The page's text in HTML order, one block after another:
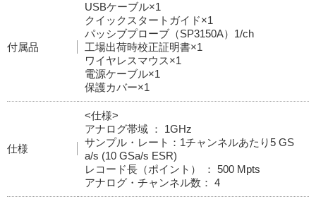
付属品
USBケーブル×1
クイックスタートガイド×1
パッシブプローブ（SP3150A）1/ch
工場出荷時校正証明書×1
ワイヤレスマウス×1
電源ケーブル×1
保護カバー×1
仕様
<仕様>
アナログ帯域 ： 1GHz
サンプル・レート：1チャンネルあたり5 GS
a/s (10 GSa/s ESR)
レコード長（ポイント） ： 500 Mpts
アナログ・チャンネル数： 4